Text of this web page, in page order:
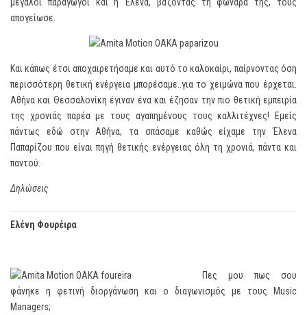
απογείωσε.
Και κάπως έτσι αποχαιρετήσαμε και αυτό το καλοκαίρι, παίρνοντας όση
περισσότερη θετική ενέργεια μπορέσαμε..για το χειμώνα που έρχεται.
Αθήνα και Θεσσαλονίκη έγιναν ένα και έζησαν την πιο θετική εμπειρία
της χρονιάς παρέα με τους αγαπημένους τους καλλιτέχνες! Εμείς
πάντως εδώ στην Αθήνα, τα σπάσαμε καθώς είχαμε την Έλενα
Παπαρίζου που είναι πηγή θετικής ενέργειας όλη τη χρονιά, πάντα και
παντού.
Δηλώσεις
Ελένη Φουρέιρα
Πες μου πως σου
φάνηκε η φετινή διοργάνωση και ο διαγωνισμός με τους Music
Managers;